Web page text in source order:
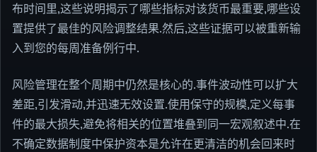
布时间里,这些说明揭示了哪些指标对该货币最重要,哪些设
置提供了最佳的风险调整结果.然后,这些证据可以被重新输
入到您的每周准备例行中.
风险管理在整个周期中仍然是核心的.事件波动性可以扩大
差距,引发滑动,并迅速无效设置.使用保守的规模,定义每事
件的最大损失,避免将相关的位置堆叠到同一宏观叙述中.在
不确定数据制度中保护资本是允许在更清洁的机会回来时